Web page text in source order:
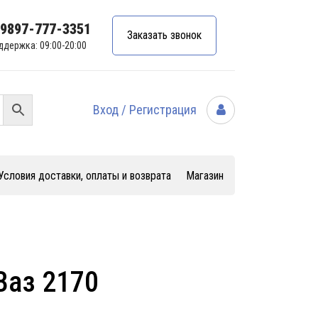
777-3351
09:00-20:00
Заказать звонок
Вход / Регистрация
доставки, оплаты и возврата Магазин
2170